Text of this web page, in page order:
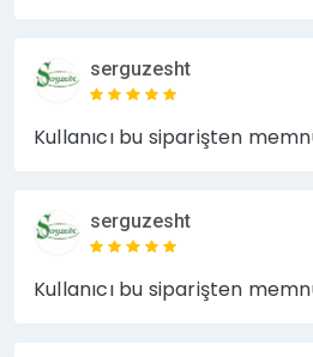
serguzesht
Kullanıcı bu siparişten
serguzesht
Kullanıcı bu siparişten